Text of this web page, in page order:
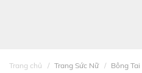
Trang chủ Trang Sức Nữ Bông Tai